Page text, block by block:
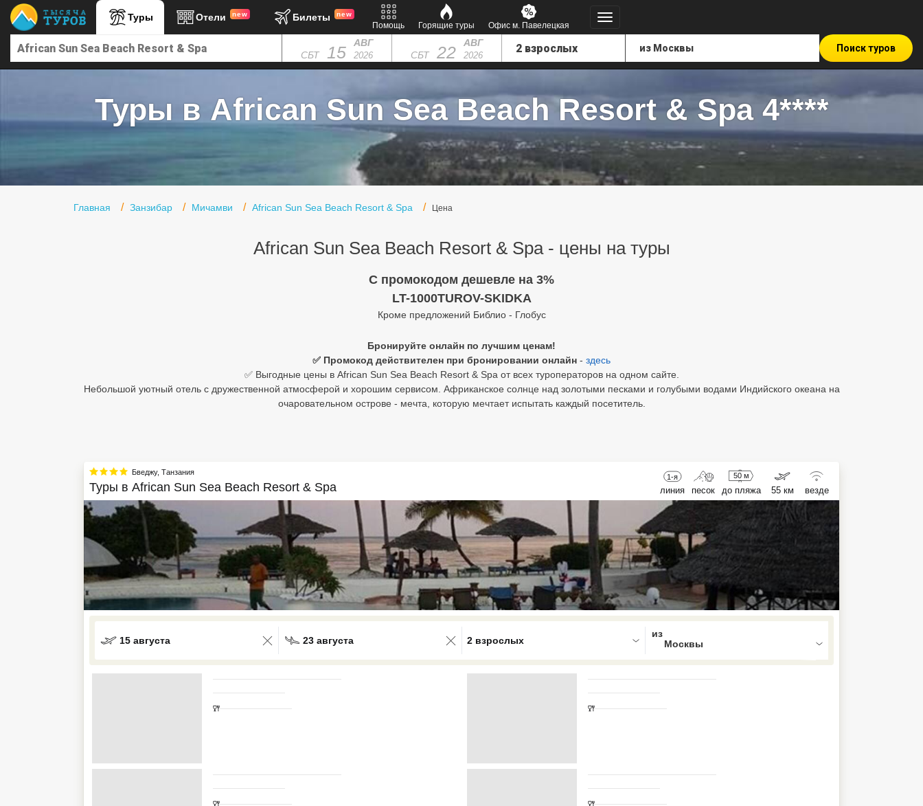
Туры Отели new Билеты new
Помощь Горящие туры Офис м. Павелецкая
СБТ 15 АВГ
2026 СБТ 22 АВГ
2026
Поиск туров
Туры в African Sun Sea Beach Resort & Spa 4****
Главная Занзибар Мичамви African Sun Sea Beach Resort & Spa Цена
African Sun Sea Beach Resort & Spa - цены на туры
C промокодом дешевле на 3%
LT-1000TUROV-SKIDKA
Кроме предложений Библио - Глобус
Бронируйте онлайн по лучшим ценам!
✅ Промокод действителен при бронировании онлайн - здесь
✅ Выгодные цены в African Sun Sea Beach Resort & Spa от всех туроператоров на одном сайте.
Небольшой уютный отель с дружественной атмосферой и хорошим сервисом. Африканское солнце над золотыми песками и голубыми водами Индийского океана на
очаровательном острове - мечта, которую мечтает испытать каждый посетитель.
Бведжу, Танзания
Туры в African Sun Sea Beach Resort & Spa
1-я
линия песок
50 м
до пляжа 55 км везде
15 августа 23 августа
0 results available. Select is focused , press Down to open the menu,
2 взрослых
Главная
Офис г. Москва
Северный Гоа
Большой Сочи